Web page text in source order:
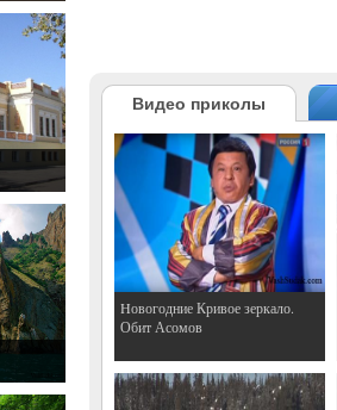
Видео приколы
Hовогодние Кривое зеркало.
Обит Асомов